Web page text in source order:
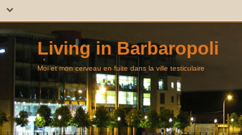
Living in Barbaropoli
Moi et mon cerveau en fuite dans la ville testiculaire